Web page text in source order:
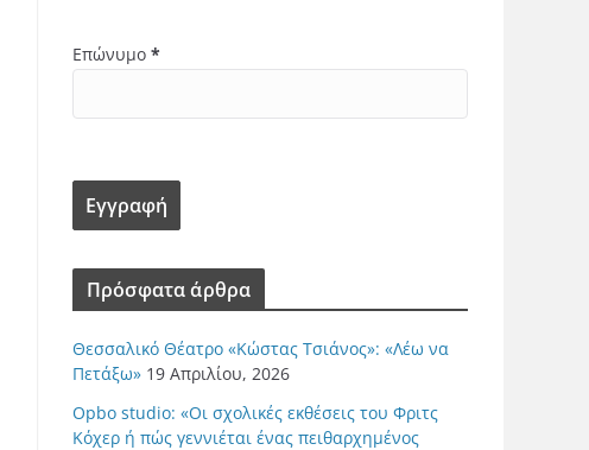
Επώνυμο *
Πρόσφατα άρθρα
Θεσσαλικό Θέατρο «Κώστας Τσιάνος»: «Λέω να
Πετάξω» 19 Απριλίου, 2026
Opbo studio: «Οι σχολικές εκθέσεις του Φριτς
Κόχερ ή πώς γεννιέται ένας πειθαρχημένος